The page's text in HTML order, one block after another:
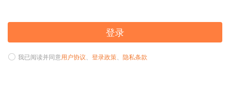
登录
我已阅读并同意用户协议、 登录政策、 隐私条款